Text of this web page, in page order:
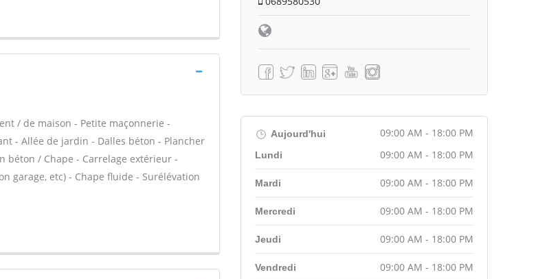
/ de maison - Petite maçonnerie -
- Allée de jardin - Dalles béton - Plancher
béton / Chape - Carrelage extérieur -
garage, etc) - Chape fluide - Surélévation
Aujourd'hui 09:00 AM - 18:00 PM
Lundi 09:00 AM - 18:00 PM
Mardi 09:00 AM - 18:00 PM
Mercredi 09:00 AM - 18:00 PM
Jeudi 09:00 AM - 18:00 PM
Vendredi 09:00 AM - 18:00 PM